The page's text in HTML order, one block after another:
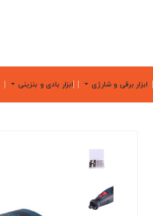
ابزار برقی و شارژی ابزار بادی و بنزینی